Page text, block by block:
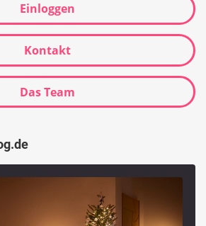
Einloggen
Kontakt
Das Team